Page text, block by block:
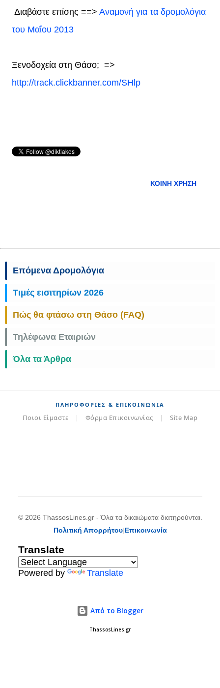
Διαβάστε επίσης ==> Αναμονή για τα δρομολόγια
του Μαΐου 2013
Ξενοδοχεία στη Θάσο; =>
http://track.clickbanner.com/SHlp
ΚΟΙΝΉ ΧΡΉΣΗ
Επόμενα Δρομολόγια
Τιμές εισιτηρίων 2026
Πώς θα φτάσω στη Θάσο (FAQ)
Τηλέφωνα Εταιριών
Όλα τα Άρθρα
ΠΛΗΡΟΦΟΡΊΕΣ & ΕΠΙΚΟΙΝΩΝΊΑ
Ποιοι Είμαστε | Φόρμα Επικοινωνίας | Site Map
© 2026 ThassosLines.gr - Όλα τα δικαιώματα διατηρούνται.
Πολιτική Απορρήτου|Επικοινωνία
Translate
Powered by Translate
Από το Blogger
ThassosLines.gr